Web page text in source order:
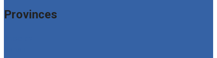
Provinces